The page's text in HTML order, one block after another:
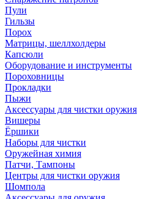
Пули
Гильзы
Порох
Матрицы, шеллхолдеры
Капсюли
Оборудование и инструменты
Пороховницы
Прокладки
Пыжи
Аксессуары для чистки оружия
Вишеры
Ёршики
Наборы для чистки
Оружейная химия
Патчи, Тампоны
Центры для чистки оружия
Шомпола